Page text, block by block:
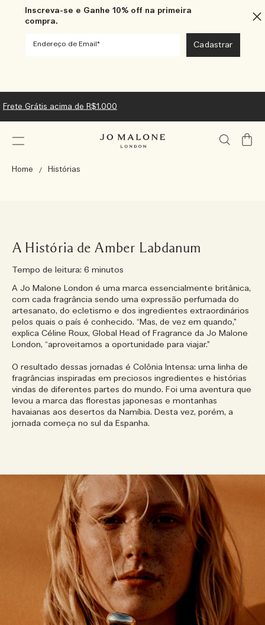
Inscreva-se e Ganhe 10% off na primeira
compra.
Ganhe Miniatura Luxuosa nas compras acima de R$1.800.
Meu
Home
Histórias
A História de Amber Labdanum
Tempo de leitura: 6 minutos
A Jo Malone London é uma marca essencialmente britânica,
com cada fragrância sendo uma expressão perfumada do
artesanato, do ecletismo e dos ingredientes extraordinários
pelos quais o país é conhecido. “Mas, de vez em quando,”
explica Céline Roux, Global Head of Fragrance da Jo Malone
London, “aproveitamos a oportunidade para viajar.”
O resultado dessas jornadas é Colônia Intensa: uma linha de
fragrâncias inspiradas em preciosos ingredientes e histórias
vindas de diferentes partes do mundo. Foi uma aventura que
levou a marca das florestas japonesas e montanhas
havaianas aos desertos da Namíbia. Desta vez, porém, a
jornada começa no sul da Espanha.